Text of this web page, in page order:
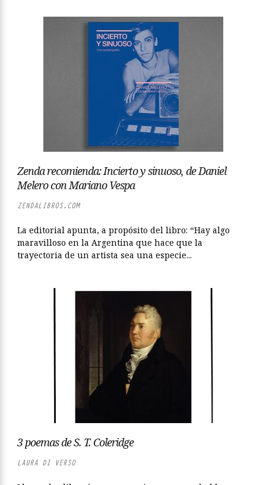
Zenda recomienda: Incierto y sinuoso, de Daniel
Melero con Mariano Vespa
ZENDALIBROS.COM
La editorial apunta, a propósito del libro: “Hay algo
maravilloso en la Argentina que hace que la
trayectoria de un artista sea una especie...
3 poemas de S. T. Coleridge
LAURA DI VERSO